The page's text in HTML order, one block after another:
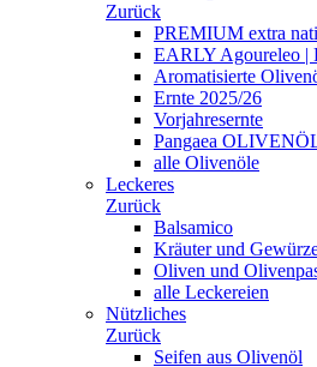
Zurück
PREMIUM extra
EARLY Agoureleo |
Aromatisierte
Ernte 2025/26
Vorjahresernte
Pangaea
alle Olivenöle
Leckeres
Zurück
Balsamico
Kräuter und
Oliven und
alle Leckereien
Nützliches
Zurück
Seifen aus Olivenöl